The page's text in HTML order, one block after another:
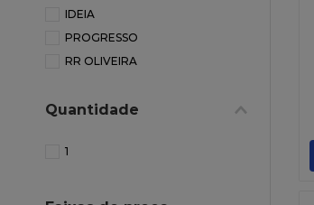
IDEIA
PROGRESSO
RR OLIVEIRA
Quantidade
1